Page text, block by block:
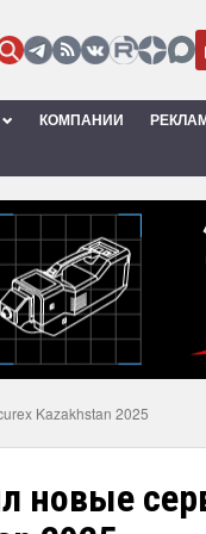
КОМПАНИИ
Kazakhstan 2025
новые